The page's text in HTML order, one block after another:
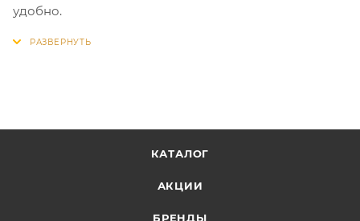
удобно.
КАТАЛОГ
АКЦИИ
БРЕНДЫ